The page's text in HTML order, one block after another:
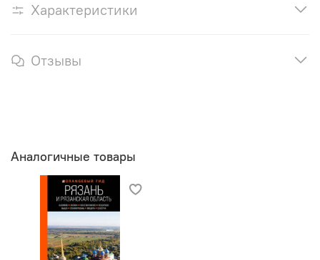
Характеристики
Отзывы
Аналогичные товары